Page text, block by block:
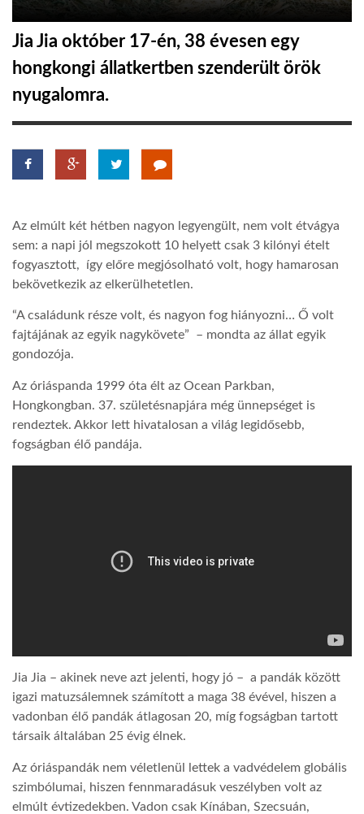
LINKTR.EE
GLOBOZSARU
DOBRAVERO.HU
GLOBOBOOK
Jia Jia október 17-én, 38 évesen egy
hongkongi állatkertben szenderült örök
nyugalomra.
Az elmúlt két hétben nagyon legyengült, nem volt étvágya
sem: a napi jól megszokott 10 helyett csak 3 kilónyi ételt
fogyasztott, így előre megjósolható volt, hogy hamarosan
bekövetkezik az elkerülhetetlen.
“A családunk része volt, és nagyon fog hiányozni… Ő volt
fajtájának az egyik nagykövete” – mondta az állat egyik
gondozója.
Az óriáspanda 1999 óta élt az Ocean Parkban,
Hongkongban. 37. születésnapjára még ünnepséget is
rendeztek. Akkor lett hivatalosan a világ legidősebb,
fogságban élő pandája.
Jia Jia – akinek neve azt jelenti, hogy jó – a pandák között
igazi matuzsálemnek számított a maga 38 évével, hiszen a
vadonban élő pandák átlagosan 20, míg fogságban tartott
társaik általában 25 évig élnek.
Az óriáspandák nem véletlenül lettek a vadvédelem globális
szimbólumai, hiszen fennmaradásuk veszélyben volt az
elmúlt évtizedekben. Vadon csak Kínában, Szecsuán,